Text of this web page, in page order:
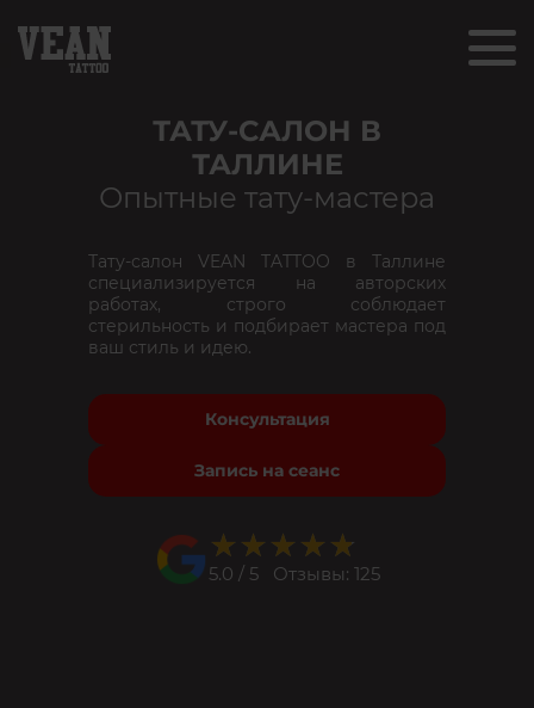
ТАТУ-САЛОН В
ТАЛЛИНЕ
Опытные тату-мастера
Тату-салон VEAN TATTOO в Таллине
специализируется на авторских
работах, строго соблюдает
стерильность и подбирает мастера под
ваш стиль и идею.
Консультация
Запись на сеанс
★★★★★
★★★★★
5.0 / 5 Отзывы: 125